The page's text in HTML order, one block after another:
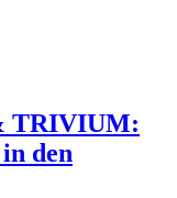
TRIVIUM:
den